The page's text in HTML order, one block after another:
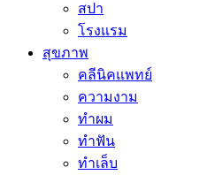
สปา
โรงแรม
สุขภาพ
คลีนิคแพทย์
ความงาม
ทำผม
ทำฟัน
ทำเล็บ